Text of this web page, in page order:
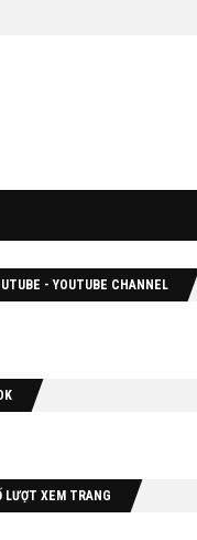
- YOUTUBE CHANNEL
LƯỢT XEM TRANG